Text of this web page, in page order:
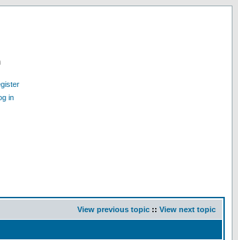
in
View previous topic :: View next topic